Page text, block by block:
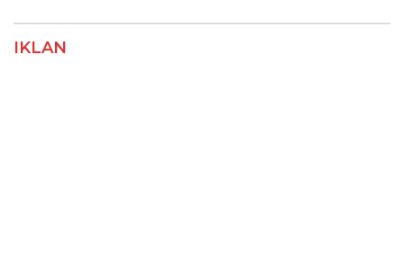
IKLAN